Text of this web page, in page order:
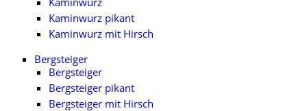
Kaminwurz pikant
Kaminwurz mit Hirsch
Bergsteiger
Bergsteiger
Bergsteiger pikant
Bergsteiger mit Hirsch